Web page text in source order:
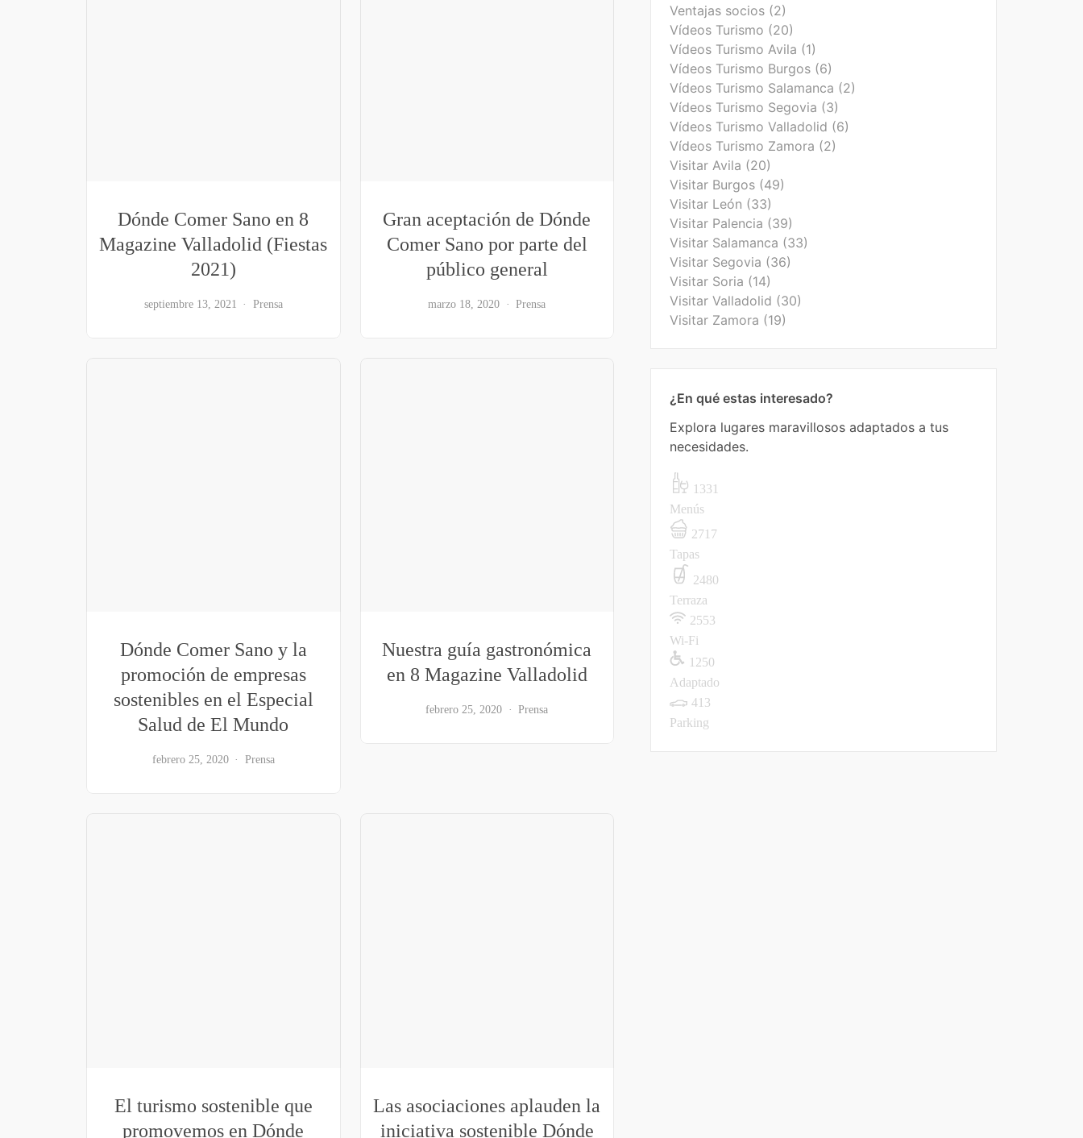
Dónde Comer Sano en 8
Magazine Valladolid (Fiestas
2021)
septiembre 13, 2021 Prensa
Gran aceptación de Dónde
Comer Sano por parte del
público general
marzo 18, 2020 Prensa
Dónde Comer Sano y la
promoción de empresas
sostenibles en el Especial
Salud de El Mundo
febrero 25, 2020 Prensa
Nuestra guía gastronómica
en 8 Magazine Valladolid
febrero 25, 2020 Prensa
El turismo sostenible que
promovemos en Dónde
Las asociaciones aplauden la
iniciativa sostenible Dónde
Ventajas socios (2)
Vídeos Turismo (20)
Vídeos Turismo Avila (1)
Vídeos Turismo Burgos (6)
Vídeos Turismo Salamanca (2)
Vídeos Turismo Segovia (3)
Vídeos Turismo Valladolid (6)
Vídeos Turismo Zamora (2)
Visitar Avila (20)
Visitar Burgos (49)
Visitar León (33)
Visitar Palencia (39)
Visitar Salamanca (33)
Visitar Segovia (36)
Visitar Soria (14)
Visitar Valladolid (30)
Visitar Zamora (19)
¿En qué estas interesado?
Explora lugares maravillosos adaptados a tus
necesidades.
1331
Menús
2717
Tapas
2480
Terraza
2553
Wi-Fi
1250
Adaptado
413
Parking